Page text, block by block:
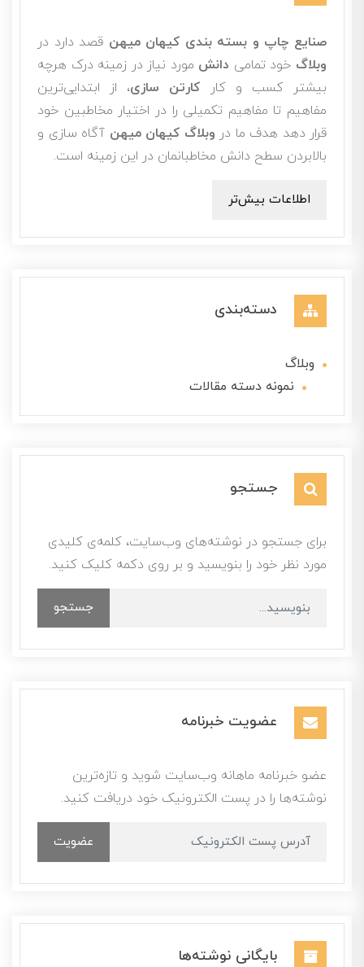
صنایع چاپ و بسته بندی کیهان میهن قصد دارد در
وبلاگ خود تمامی دانش مورد نیاز در زمینه درک هرچه
بیشتر کسب و کار کارتن سازی، از ابتدایی‌ترین
مفاهیم تا مفاهیم تکمیلی را در اختیار مخاطبین خود
قرار دهد هدف ما در وبلاگ کیهان میهن آگاه سازی و
بالابردن سطح دانش مخاطبانمان در این زمینه است.
اطلاعات بیش‌تر
دسته‌بندی
وبلاگ
نمونه دسته مقالات
جستجو
برای جستجو در نوشته‌های وب‌سایت، کلمه‌ی کلیدی
مورد نظر خود را بنویسید و بر روی دکمه کلیک کنید.
جستجو
عضویت خبرنامه
عضو خبرنامه ماهانه وب‌سایت شوید و تازه‌ترین
نوشته‌ها را در پست الکترونیک خود دریافت کنید.
عضویت
بایگانی نوشته‌ها